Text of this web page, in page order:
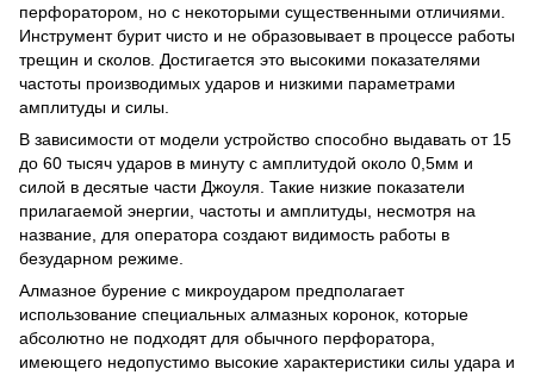
перфоратором, но с некоторыми существенными отличиями.
Инструмент бурит чисто и не образовывает в процессе работы
трещин и сколов. Достигается это высокими показателями
частоты производимых ударов и низкими параметрами
амплитуды и силы.
В зависимости от модели устройство способно выдавать от 15
до 60 тысяч ударов в минуту с амплитудой около 0,5мм и
силой в десятые части Джоуля. Такие низкие показатели
прилагаемой энергии, частоты и амплитуды, несмотря на
название, для оператора создают видимость работы в
безударном режиме.
Алмазное бурение с микроударом предполагает
использование специальных алмазных коронок, которые
абсолютно не подходят для обычного перфоратора,
имеющего недопустимо высокие характеристики силы удара и